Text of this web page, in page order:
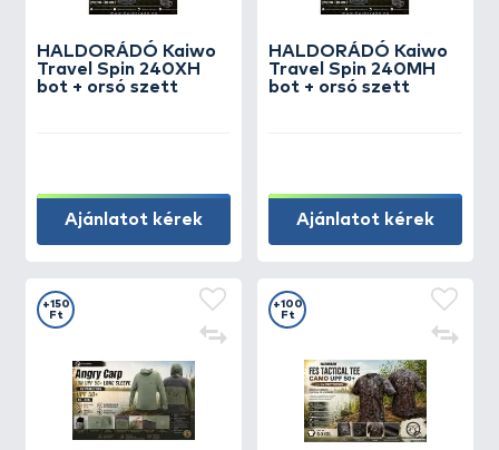
HALDORÁDÓ Kaiwo
Travel Spin 240XH
bot + orsó szett
Ajánlatot kérek
HALDORÁDÓ Kaiwo
Travel Spin 240MH
bot + orsó szett
Ajánlatot kérek
+150
Ft
+100
Ft